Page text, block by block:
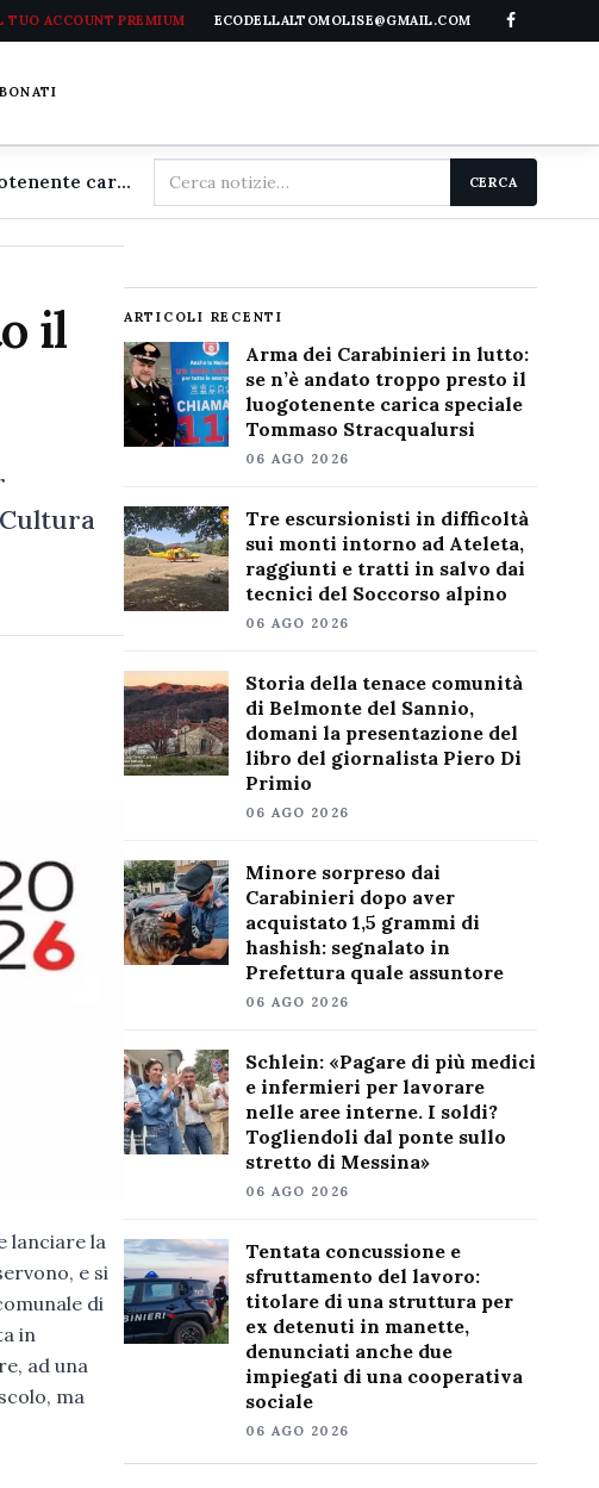
TUO ACCOUNT PREMIUM ECODELLALTOMOLISE@GMAIL.COM
Arma dei Carabinieri in lutto: se n'è andato troppo presto il luogotenente carica speciale Tommaso Stracqualursi
Cerca
nel
CERCA
il
lanciare la
e si
di
in
ad una
ma
ARTICOLI RECENTI
Arma dei Carabinieri in lutto:
se n’è andato troppo presto il
luogotenente carica speciale
Tommaso Stracqualursi
06 AGO 2026
Tre escursionisti in difficoltà
sui monti intorno ad Ateleta,
raggiunti e tratti in salvo dai
tecnici del Soccorso alpino
06 AGO 2026
Storia della tenace comunità
di Belmonte del Sannio,
domani la presentazione del
libro del giornalista Piero Di
Primio
06 AGO 2026
Minore sorpreso dai
Carabinieri dopo aver
acquistato 1,5 grammi di
hashish: segnalato in
Prefettura quale assuntore
06 AGO 2026
Schlein: «Pagare di più medici
e infermieri per lavorare
nelle aree interne. I soldi?
Togliendoli dal ponte sullo
stretto di Messina»
06 AGO 2026
Tentata concussione e
sfruttamento del lavoro:
titolare di una struttura per
ex detenuti in manette,
denunciati anche due
impiegati di una cooperativa
sociale
06 AGO 2026